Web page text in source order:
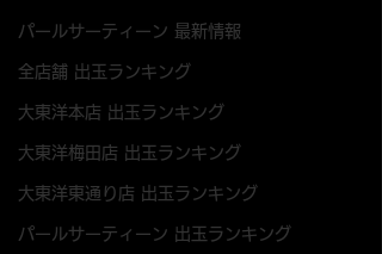
パールサーティーン 最新情報
全店舗 出玉ランキング
大東洋本店 出玉ランキング
大東洋梅田店 出玉ランキング
大東洋東通り店 出玉ランキング
パールサーティーン 出玉ランキング